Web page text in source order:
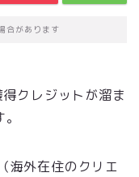
合があります
クレジットが溜ま
海外在住のクリエ